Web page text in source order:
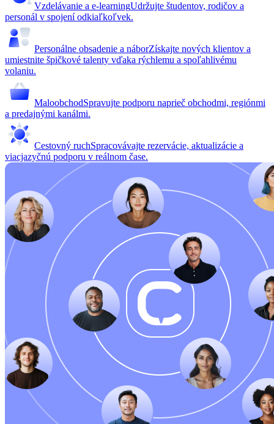
Vzdelávanie a e-learningUdržujte študentov, rodičov a
personál v spojení odkiaľkoľvek.
Personálne obsadenie a náborZískajte nových klientov a
umiestnite špičkové talenty vďaka rýchlemu a spoľahlivému
volaniu.
MaloobchodSpravujte podporu naprieč obchodmi, regiónmi
a predajnými kanálmi.
Cestovný ruchSpracovávajte rezervácie, aktualizácie a
viacjazyčnú podporu v reálnom čase.